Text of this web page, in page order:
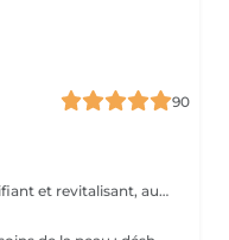
90
Soin aromatique personnalisé, détoxifiant et revitalisant, autour d'un nettoyage profond en 5 phases exclusives